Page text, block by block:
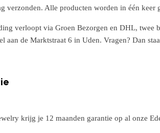
verzonden. Alle producten worden in één
verloopt via Groen Bezorgen en DHL, twee
aan de Marktstraat 6 in Uden. Vragen? Dan
krijg je 12 maanden garantie op al onze